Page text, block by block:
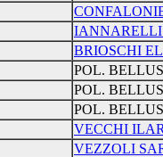
BRIOSCHI
POL.
POL.
POL.
VECCHI
VEZZOLI